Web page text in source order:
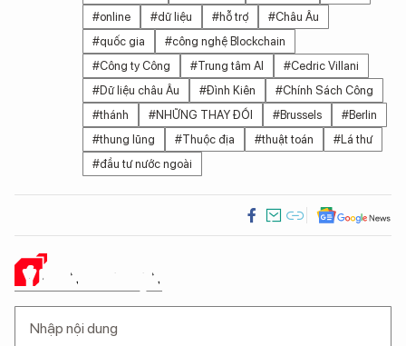
#online
#dữ liệu #hỗ trợ
#Châu Âu
#quốc gia
#công nghệ Blockchain
#Công ty Công
#Trung tâm AI
#Cedric Villani
#Dữ liệu châu Âu
#Đình Kiên
#Chính Sách Công
#thánh
#NHỮNG THAY ĐỔI #Brussels
#Berlin
#thung lũng
#Thuộc địa #thuật toán
#Lá thư
#đầu tư nước ngoài
Ý KIẾN CỦA BẠN